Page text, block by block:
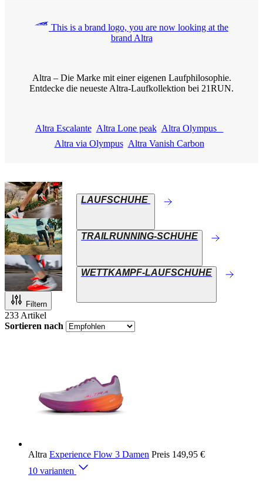
This is a brand logo, you are now looking at the
brand Altra
Altra – Die Marke mit einer eigenen Laufphilosophie.
Entdecke die neueste Altra-Laufkollektion bei 21RUN.
Altra Escalante Altra Lone peak Altra Olympus
Altra via Olympus Altra Vanish Carbon
LAUFSCHUHE
TRAILRUNNING-SCHUHE
WETTKAMPF-LAUFSCHUHE
Filtern
233 Artikel
Sortieren nach
Altra Experience Flow 3 Damen Preis 149,95 €
10 varianten